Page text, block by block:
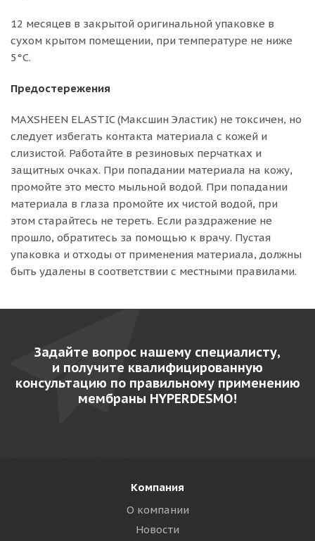
12 месяцев в закрытой оригинальной упаковке в
сухом крытом помещении, при температуре не ниже
5°C.
Предостережения
MAXSHEEN ELASTIC (Максшин Эластик) не токсичен, но
следует избегать контакта материала с кожей и
слизистой. Работайте в резиновых перчатках и
защитных очках. При попадании материала на кожу,
промойте это место мыльной водой. При попадании
материала в глаза промойте их чистой водой, при
этом старайтесь не тереть. Если раздражение не
прошло, обратитесь за помощью к врачу. Пустая
упаковка и отходы от применения материала, должны
быть удалены в соответствии с местными правилами.
Задайте вопрос нашему специалисту,
и получите квалифицированную
консультацию по правильному применению
мембраны HYPERDESMO!
Компания
О компании
Новости